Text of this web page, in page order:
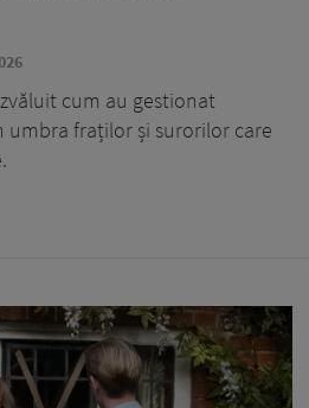
cum au gestionat
umbra fraților și surorilor care